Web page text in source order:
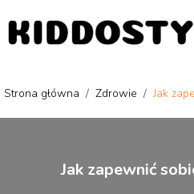
Strona główna / Zdrowie /Jak
Jak zapewnić